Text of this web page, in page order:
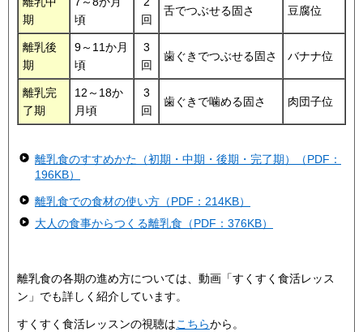
期
頃
回
舌でつぶせる固さ 豆腐位
離乳後
期
9～11か月
頃
3
回
歯ぐきでつぶせる固さ バナナ位
離乳完
了期
12～18か
月頃
3
回
歯ぐきで噛める固さ 肉団子位
離乳食のすすめかた（初期・中期・後期・完了期）（PDF：
196KB）
離乳食での食材の使い方（PDF：214KB）
大人の食事からつくる離乳食（PDF：376KB）
離乳食の各期の進め方については、動画「すくすく食活レッス
ン」でも詳しく紹介しています。
すくすく食活レッスンの視聴はこちらから。